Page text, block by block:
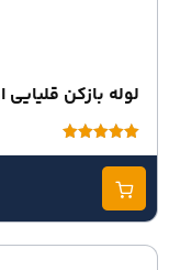
لوله بازکن قلیایی
امتیاز5.00
از 5